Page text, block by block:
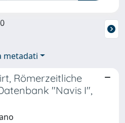
metadati
Römerzeitliche
"Navis I",